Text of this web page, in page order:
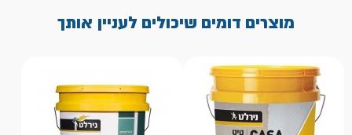
מוצרים דומים שיכולים לעניין אותך